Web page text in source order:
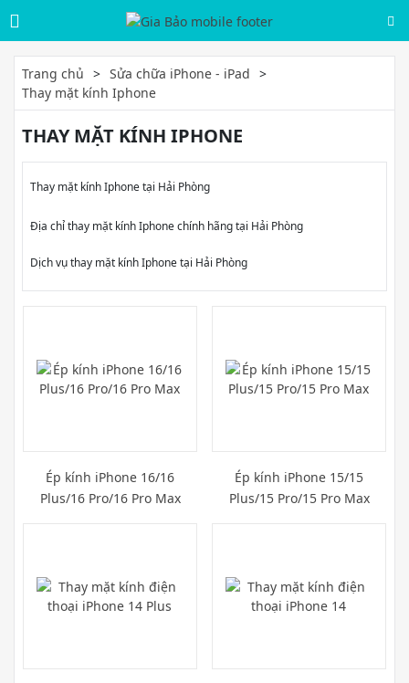
Trang chủ
Sửa chữa iPhone - iPad
Thay mặt kính Iphone
THAY MẶT KÍNH IPHONE
Thay mặt kính Iphone tại Hải Phòng
Địa chỉ thay mặt kính Iphone chính hãng tại Hải Phòng
Dịch vụ thay mặt kính Iphone tại Hải Phòng
Ép kính iPhone 16/16
Plus/16 Pro/16 Pro Max
Ép kính iPhone 15/15
Plus/15 Pro/15 Pro Max